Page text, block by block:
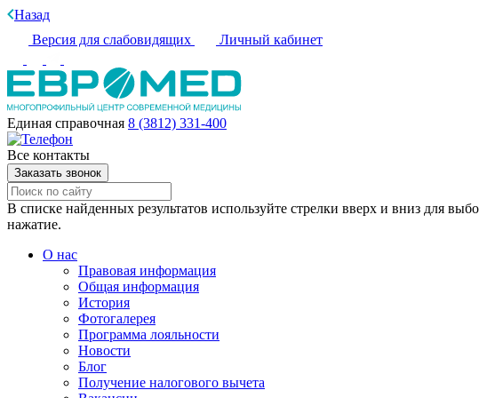
Назад
Версия для слабовидящих
Личный кабинет
Единая справочная 8 (3812) 331-400
Все контакты
Заказать звонок
В списке найденных результатов используйте стрелки вверх и вниз для
нажатие.
О нас
Правовая информация
Общая информация
История
Фотогалерея
Программа лояльности
Новости
Блог
Получение налогового вычета